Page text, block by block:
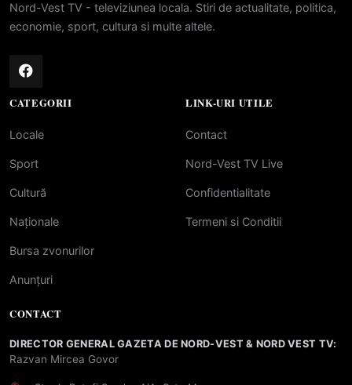
Nord-Vest TV - televiziunea locala. Stiri de actualitate, politica,
economie, sport, cultura si multe altele.
CATEGORII
Locale
Sport
Cultură
Naționale
Bursa zvonurilor
Anunțuri
LINK-URI UTILE
Contact
Nord-Vest TV Live
Confidentialitate
Termeni si Conditii
CONTACT
DIRECTOR GENERAL GAZETA DE NORD-VEST & NORD VEST TV:
Razvan Mircea Govor